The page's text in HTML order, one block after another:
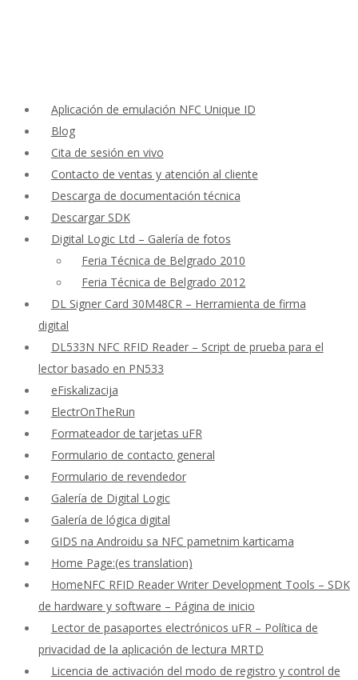
Aplicación de emulación NFC Unique ID
Blog
Cita de sesión en vivo
Contacto de ventas y atención al cliente
Descarga de documentación técnica
Descargar SDK
Digital Logic Ltd – Galería de fotos
Feria Técnica de Belgrado 2010
Feria Técnica de Belgrado 2012
DL Signer Card 30M48CR – Herramienta de firma
digital
DL533N NFC RFID Reader – Script de prueba para el
lector basado en PN533
eFiskalizacija
ElectrOnTheRun
Formateador de tarjetas uFR
Formulario de contacto general
Formulario de revendedor
Galería de Digital Logic
Galería de lógica digital
GIDS na Androidu sa NFC pametnim karticama
Home Page:(es translation)
HomeNFC RFID Reader Writer Development Tools – SDK
de hardware y software – Página de inicio
Lector de pasaportes electrónicos uFR – Política de
privacidad de la aplicación de lectura MRTD
Licencia de activación del modo de registro y control de